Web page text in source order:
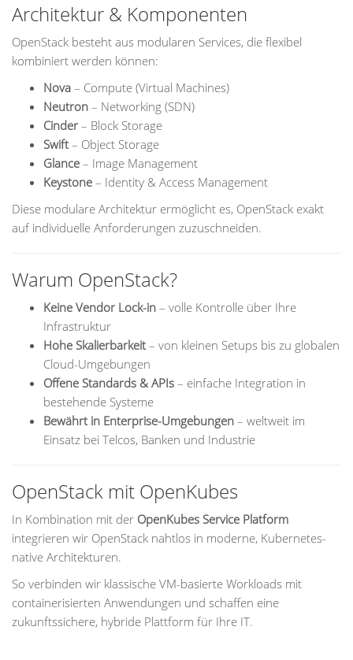
Architektur & Komponenten
OpenStack besteht aus modularen Services, die flexibel
kombiniert werden können:
Nova – Compute (Virtual Machines)
Neutron – Networking (SDN)
Cinder – Block Storage
Swift– Object Storage
Glance – Image Management
Keystone – Identity & Access Management
Diese modulare Architektur ermöglicht es, OpenStack exakt
auf individuelle Anforderungen zuzuschneiden.
Warum OpenStack?
Keine Vendor Lock-in – volle Kontrolle über Ihre
Infrastruktur
Hohe Skalierbarkeit– von kleinen Setups bis zu globalen
Cloud-Umgebungen
Offene Standards & APIs – einfache Integration in
bestehende Systeme
Bewährt in Enterprise-Umgebungen – weltweit im
Einsatz bei Telcos, Banken und Industrie
OpenStack mit OpenKubes
In Kombination mit der OpenKubes Service Platform
integrieren wir OpenStack nahtlos in moderne, Kubernetes-
native Architekturen.
So verbinden wir klassische VM-basierte Workloads mit
containerisierten Anwendungen und schaffen eine
zukunftssichere, hybride Plattform für Ihre IT.